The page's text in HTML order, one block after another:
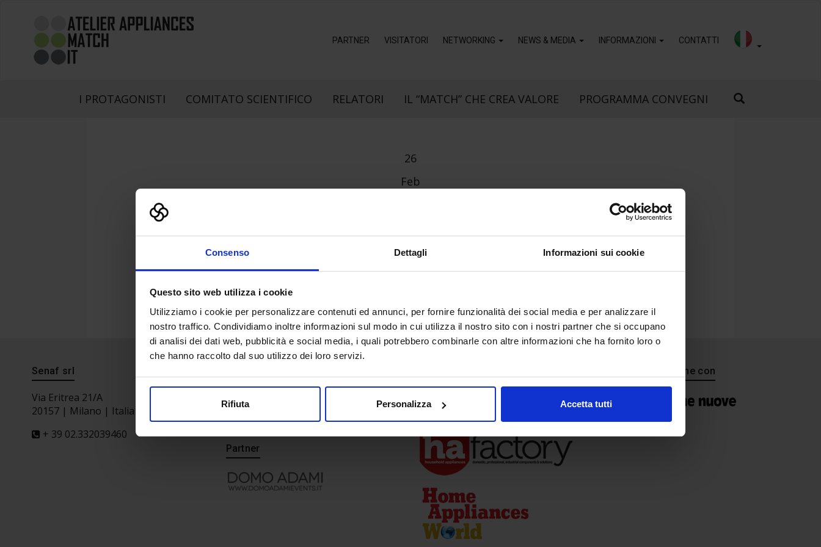
Consenso Dettagli Informazioni sui cookie
Questo sito web utilizza i cookie
Utilizziamo i cookie per personalizzare contenuti ed annunci, per fornire funzionalità dei social media e per analizzare il
nostro traffico. Condividiamo inoltre informazioni sul modo in cui utilizza il nostro sito con i nostri partner che si occupano
di analisi dei dati web, pubblicità e social media, i quali potrebbero combinarle con altre informazioni che ha fornito loro o
che hanno raccolto dal suo utilizzo dei loro servizi.
Rifiuta Personalizza Accetta tutti
PARTNER VISITATORI NETWORKING NEWS & MEDIA INFORMAZIONI CONTATTI
I PROTAGONISTI COMITATO SCIENTIFICO RELATORI IL “MATCH” CHE CREA VALORE PROGRAMMA CONVEGNI
26
Feb
Senaf srl
Via Eritrea 21/A
20157 | Milano | Italia
+ 39 02.332039460
Partner
In collaborazione con